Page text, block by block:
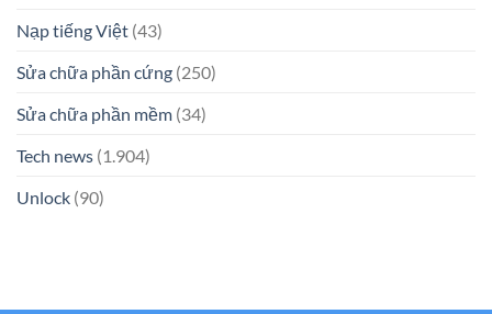
Nạp tiếng Việt (43)
Sửa chữa phần cứng (250)
Sửa chữa phần mềm (34)
Tech news (1.904)
Unlock (90)